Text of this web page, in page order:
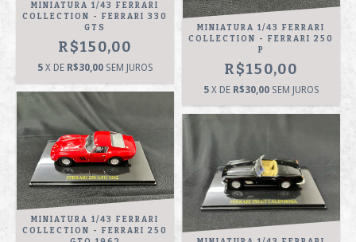
MINIATURA 1/43 FERRARI
COLLECTION - FERRARI 330
GTS
R$150,00
5 X DE R$30,00 SEM JUROS
MINIATURA 1/43 FERRARI
COLLECTION - FERRARI 250
P
R$150,00
5 X DE R$30,00 SEM JUROS
MINIATURA 1/43 FERRARI
COLLECTION - FERRARI 250